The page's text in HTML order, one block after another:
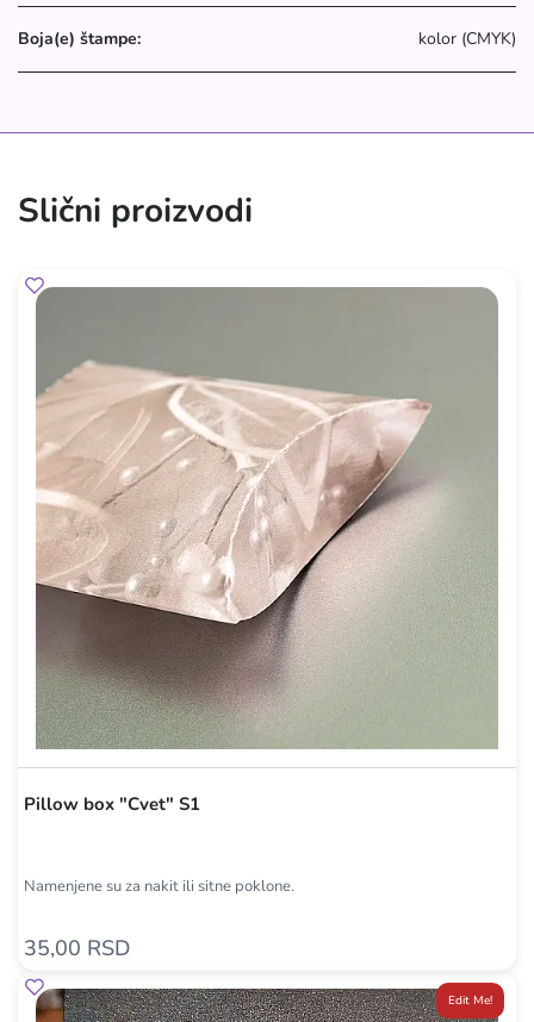
Boja(e) štampe: kolor (CMYK)
Slični proizvodi
Pillow box "Cvet" S1
Namenjene su za nakit ili sitne poklone.
35,00 RSD
Edit Me!